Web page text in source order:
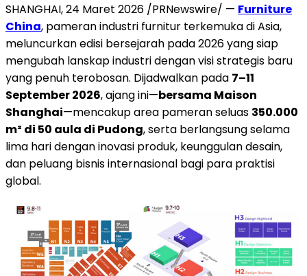
SHANGHAI,24 Maret 2026 /PRNewswire/ — Furniture
China, pameran industri furnitur terkemuka di Asia,
meluncurkan edisi bersejarah pada 2026 yang siap
mengubah lanskap industri dengan visi strategis baru
yang penuh terobosan. Dijadwalkan pada 7–11
September 2026, ajang ini—bersama Maison
Shanghai—mencakup area pameran seluas 350.000
m² di 50 aula di Pudong, serta berlangsung selama
lima hari dengan inovasi produk, keunggulan desain,
dan peluang bisnis internasional bagi para praktisi
global.